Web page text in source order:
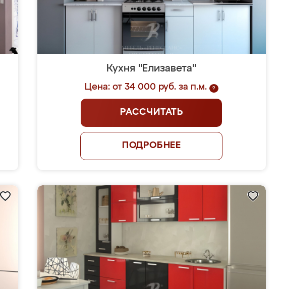
Кухня "Елизавета"
Цена: от 34 000 руб. за п.м. ?
РАССЧИТАТЬ
ПОДРОБНЕЕ